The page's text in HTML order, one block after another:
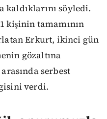
kaldıklarını söyledi.
kişinin tamamının
Erkurt, ikinci gün
gözaltına
serbest
verdi.